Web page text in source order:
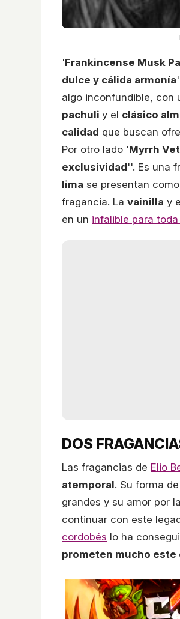
'Frankincense Musk
dulce y cálida armonía
algo inconfundible, con
pachuli y el clásico
calidad que buscan
Por otro lado 'Myrrh
exclusividad''. Es una
lima se presentan
fragancia. La vainilla y
en un infalible para
DOS
Las fragancias de Elio
atemporal. Su forma
grandes y su amor por
continuar con este
cordobés lo ha
prometen mucho este